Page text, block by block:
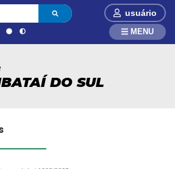
usuário
DO SUL
MENU